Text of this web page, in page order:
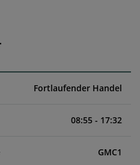
Fortlaufender Handel
08:55 - 17:32
GMC1